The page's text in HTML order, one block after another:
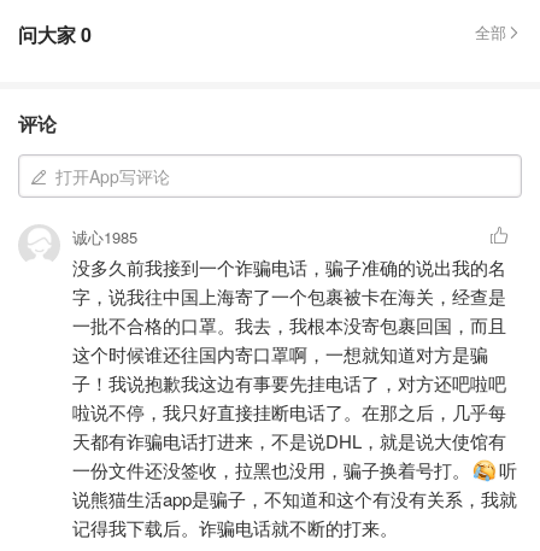
你遇到过哪些？
音或提前录制好的那种)
所有那些你接过的奇奇怪怪的电话，不管是不是诈骗，
分享出来给大家提个醒吧~
先来围观咱们微博粉丝的回复
问大家0 全部
评论
打开App写评论
诚心1985
没多久前我接到一个诈骗电话，骗子准确的说出我的名
字，说我往中国上海寄了一个包裹被卡在海关，经查是
一批不合格的口罩。我去，我根本没寄包裹回国，而且
这个时候谁还往国内寄口罩啊，一想就知道对方是骗
子！我说抱歉我这边有事要先挂电话了，对方还吧啦吧
啦说不停，我只好直接挂断电话了。在那之后，几乎每
天都有诈骗电话打进来，不是说DHL，就是说大使馆有
一份文件还没签收，拉黑也没用，骗子换着号打。
听
说熊猫生活app是骗子，不知道和这个有没有关系，我就
记得我下载后。诈骗电话就不断的打来。